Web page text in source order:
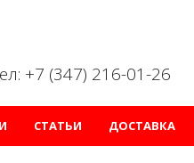
+7 (347) 216-01-26
СТАТЬИ ДОСТАВКА